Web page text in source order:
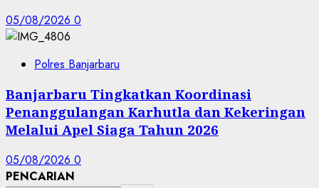
05/08/2026 0
Polres Banjarbaru
Banjarbaru Tingkatkan Koordinasi
Penanggulangan Karhutla dan Kekeringan
Melalui Apel Siaga Tahun 2026
05/08/2026 0
PENCARIAN